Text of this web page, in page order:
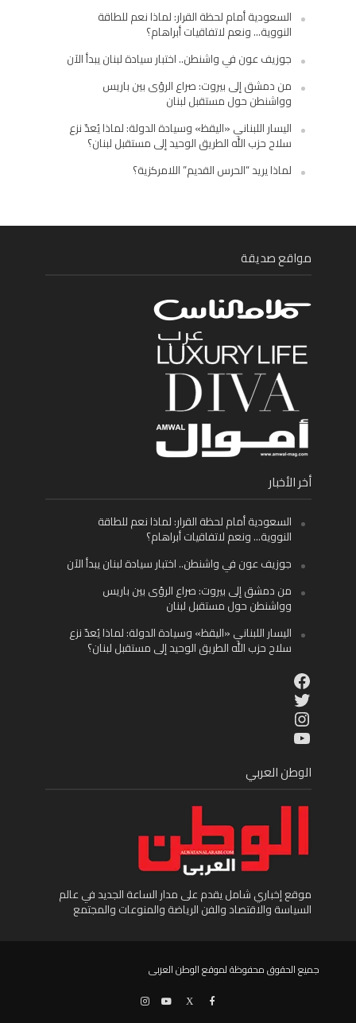
السعودية أمام لحظة القرار: لماذا نعم للطاقة
النووية… ونعم لاتفاقيات أبراهام؟
جوزيف عون في واشنطن.. اختبار سيادة لبنان يبدأ الآن
من دمشق إلى بيروت: صراع الرؤى بين باريس
وواشنطن حول مستقبل لبنان
اليسار اللبناني «اليقظ» وسيادة الدولة: لماذا يُعدّ نزع
سلاح حزب الله الطريق الوحيد إلى مستقبل لبنان؟
لماذا يريد “الحرس القديم” اللامركزية؟
مواقع صديقة
أخر الأخبار
السعودية أمام لحظة القرار: لماذا نعم للطاقة
النووية… ونعم لاتفاقيات أبراهام؟
جوزيف عون في واشنطن.. اختبار سيادة لبنان يبدأ الآن
من دمشق إلى بيروت: صراع الرؤى بين باريس
وواشنطن حول مستقبل لبنان
اليسار اللبناني «اليقظ» وسيادة الدولة: لماذا يُعدّ نزع
سلاح حزب الله الطريق الوحيد إلى مستقبل لبنان؟
Facebook
Twitter
Instagram
YouTube
الوطن العربي
موقع إخباري شامل يقدم على مدار الساعة الجديد في عالم
السياسة والاقتصاد والفن الرياضة والمنوعات والمجتمع
جميع الحقوق محفوظة لموقع الوطن العربى